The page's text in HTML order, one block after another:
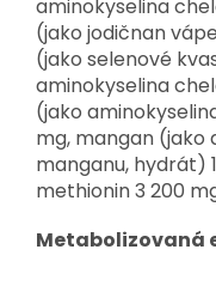
aminokyselina
(jako jodičnan
(jako selenové
aminokyselina
(jako
mg, mangan (jako
manganu, hydrát)
methionin 3 200
Metabolizovaná